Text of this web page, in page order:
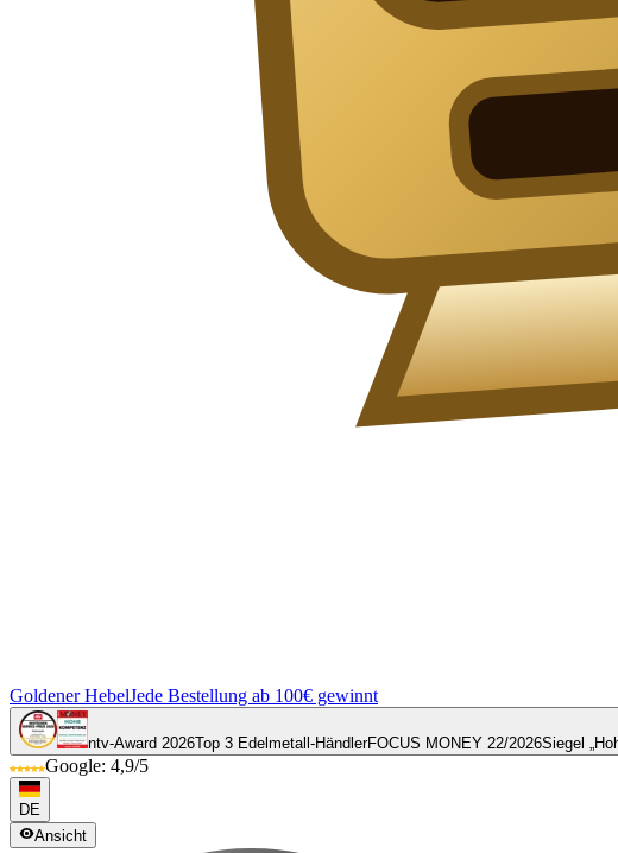
Goldener HebelJede Bestellung ab 100€ gewinnt
ntv-Award 2026Top 3 Edelmetall-HändlerFOCUS MONEY 22/2026Siegel
Google: 4,9/5
DE
Ansicht